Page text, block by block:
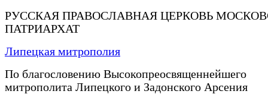
РУССКАЯ ПРАВОСЛАВНАЯ ЦЕРКОВЬ
ПАТРИАРХАТ
Липецкая митрополия
По благословению Высокопреосвященнейшего
митрополита Липецкого и Задонского Арсения